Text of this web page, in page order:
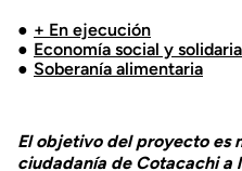
+ En ejecución
Economía social y solidaria
Soberanía alimentaria
El objetivo del proyecto es
ciudadanía de Cotacachi a